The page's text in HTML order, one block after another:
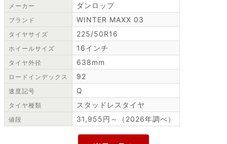
メーカー ダンロップ
ブランド WINTER MAXX 03
タイヤサイズ 225/50R16
ホイールサイズ 16インチ
タイヤ外径 638mm
ロードインデックス 92
速度記号 Q
タイヤ種類 スタッドレスタイヤ
値段 31,955円～（2026年調べ）